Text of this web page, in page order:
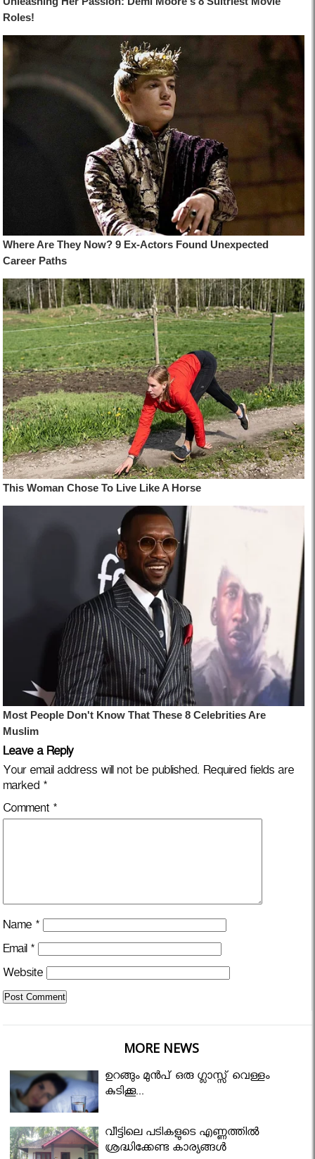
Leave a Reply
Your email address will not be published. Required fields are
marked *
Comment *
Name *
Email *
Website
MORE NEWS
ഉറങ്ങും മുന്‍പ് ഒരു ഗ്ലാസ്സ് വെള്ളം
കുടിക്കൂ...
വീട്ടിലെ പടികളുടെ എണ്ണത്തിൽ
ശ്രദ്ധിക്കേണ്ട കാര്യങ്ങൾ